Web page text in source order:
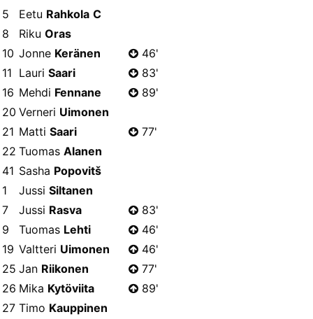
5
Eetu Rahkola C
8
Riku Oras
10 Jonne Keränen
46'
11 Lauri Saari
83'
16 Mehdi Fennane
89'
20 Verneri Uimonen
21 Matti Saari
77'
22 Tuomas Alanen
41 Sasha Popovitš
1
Jussi Siltanen
7
Jussi Rasva
83'
9
Tuomas Lehti
46'
19 Valtteri Uimonen
46'
25 Jan Riikonen
77'
26 Mika Kytöviita
89'
27 Timo Kauppinen